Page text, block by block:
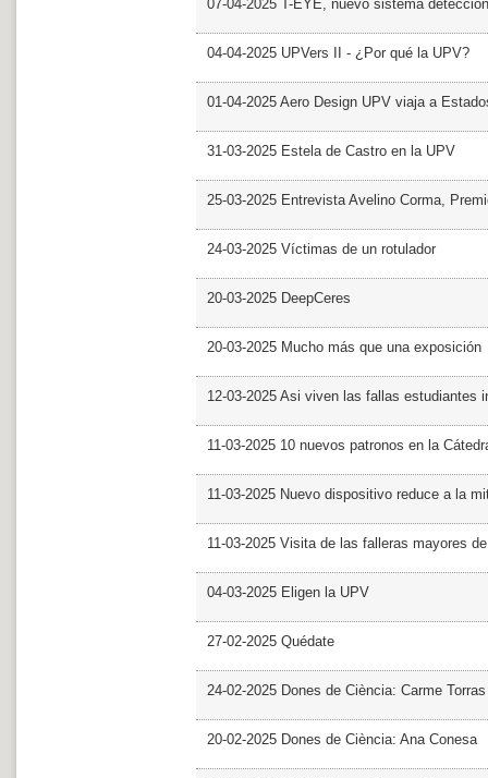
07-04-2025 T-EYE, nuevo sistema
04-04-2025 UPVers II - ¿Por qué la UPV?
01-04-2025 Aero Design UPV viaja a
31-03-2025 Estela de Castro en la UPV
25-03-2025 Entrevista Avelino Corma,
24-03-2025 Víctimas de un rotulador
20-03-2025 DeepCeres
20-03-2025 Mucho más que una exposición
12-03-2025 Asi viven las fallas estudiantes
11-03-2025 10 nuevos patronos en la
11-03-2025 Nuevo dispositivo reduce a la
11-03-2025 Visita de las falleras mayores
04-03-2025 Eligen la UPV
27-02-2025 Quédate
24-02-2025 Dones de Ciència: Carme Torras
20-02-2025 Dones de Ciència: Ana Conesa